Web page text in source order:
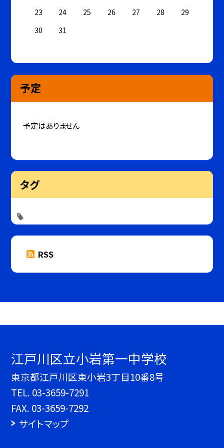
23
24 25 26 27 28
29
30
31
予定
予定はありません
タグ
RSS
江戸川区立小岩第一中学校
東京都江戸川区東小岩3丁目10番8号
TEL. 03-3659-7291
FAX. 03-3659-7292
サイトマップ